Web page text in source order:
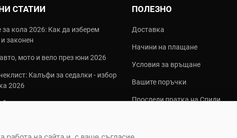
СТАТИИ
за кола 2026: Как да изберем
законен
мото и вело през юни 2026
Калъфи за седалки - избор
2026
използваните видове
ПОЛЕЗНО
Доставка
Начини на плащане
Условия за връщане
Вашите поръчки
Проследи пратка на Спиди